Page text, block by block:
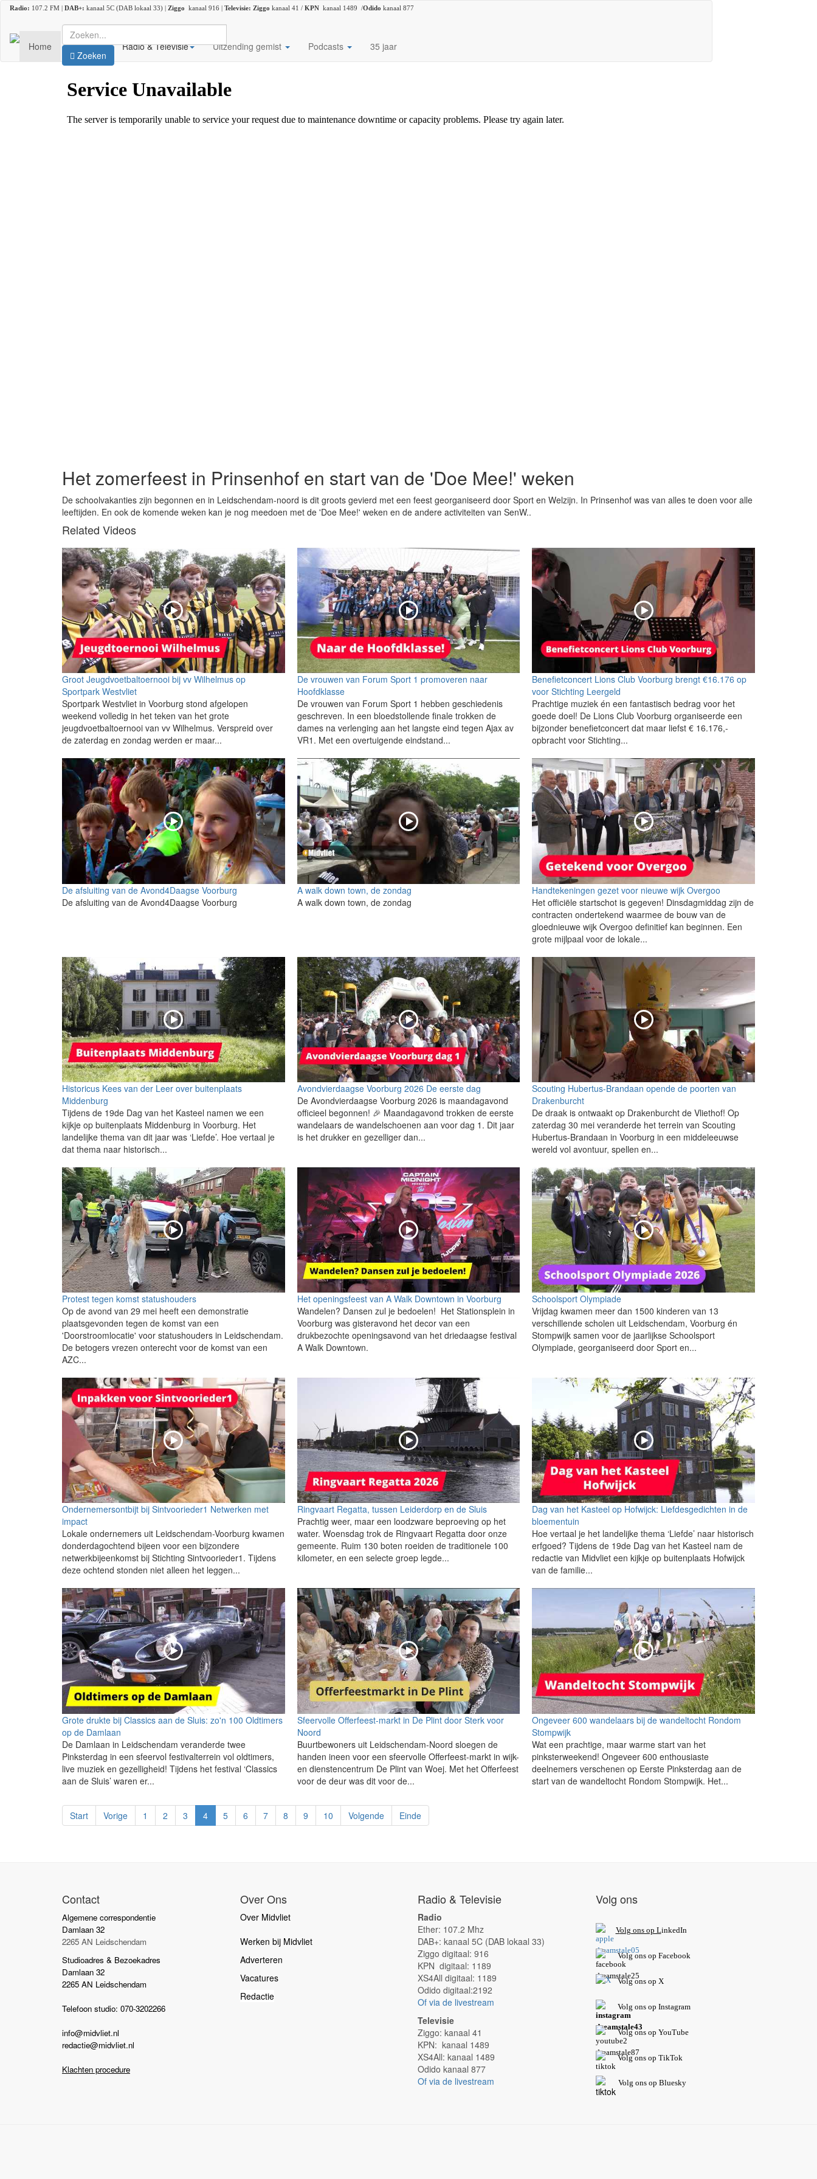
Radio: 107.2 FM | DAB+: kanaal 5C (DAB lokaal 33) | Ziggo kanaal 916 | Televisie: Ziggo kanaal 41 / KPN kanaal 1489 /Odido kanaal 877
Home Nieuws Radio & Televisie Uitzending gemist Podcasts 35 jaar
Zoeken
Het zomerfeest in Prinsenhof en start van de 'Doe Mee!' weken
De schoolvakanties zijn begonnen en in Leidschendam-noord is dit groots gevierd met een feest georganiseerd door Sport en Welzijn. In Prinsenhof was van alles te doen voor alle
leeftijden. En ook de komende weken kan je nog meedoen met de 'Doe Mee!' weken en de andere activiteiten van SenW..
Related Videos
Groot Jeugdvoetbaltoernooi bij vv Wilhelmus op
Sportpark Westvliet
Sportpark Westvliet in Voorburg stond afgelopen
weekend volledig in het teken van het grote
jeugdvoetbaltoernooi van vv Wilhelmus. Verspreid over
de zaterdag en zondag werden er maar...
De vrouwen van Forum Sport 1 promoveren naar
Hoofdklasse
De vrouwen van Forum Sport 1 hebben geschiedenis
geschreven. In een bloedstollende finale trokken de
dames na verlenging aan het langste eind tegen Ajax av
VR1. Met een overtuigende eindstand...
Benefietconcert Lions Club Voorburg brengt €16.176 op
voor Stichting Leergeld
Prachtige muziek én een fantastisch bedrag voor het
goede doel! De Lions Club Voorburg organiseerde een
bijzonder benefietconcert dat maar liefst € 16.176,-
opbracht voor Stichting...
De afsluiting van de Avond4Daagse Voorburg
De afsluiting van de Avond4Daagse Voorburg
A walk down town, de zondag
A walk down town, de zondag
Handtekeningen gezet voor nieuwe wijk Overgoo
Het officiële startschot is gegeven! Dinsdagmiddag zijn de
contracten ondertekend waarmee de bouw van de
gloednieuwe wijk Overgoo definitief kan beginnen. Een
grote mijlpaal voor de lokale...
Historicus Kees van der Leer over buitenplaats
Middenburg
Tijdens de 19de Dag van het Kasteel namen we een
kijkje op buitenplaats Middenburg in Voorburg. Het
landelijke thema van dit jaar was ‘Liefde’. Hoe vertaal je
dat thema naar historisch...
Avondvierdaagse Voorburg 2026 De eerste dag
De Avondvierdaagse Voorburg 2026 is maandagavond
officieel begonnen! 🎉 Maandagavond trokken de eerste
wandelaars de wandelschoenen aan voor dag 1. Dit jaar
is het drukker en gezelliger dan...
Scouting Hubertus-Brandaan opende de poorten van
Drakenburcht
De draak is ontwaakt op Drakenburcht de Vliethof! Op
zaterdag 30 mei veranderde het terrein van Scouting
Hubertus-Brandaan in Voorburg in een middeleeuwse
wereld vol avontuur, spellen en...
Protest tegen komst statushouders
Op de avond van 29 mei heeft een demonstratie
plaatsgevonden tegen de komst van een
'Doorstroomlocatie' voor statushouders in Leidschendam.
De betogers vrezen onterecht voor de komst van een
AZC...
Het openingsfeest van A Walk Downtown in Voorburg
Wandelen? Dansen zul je bedoelen! Het Stationsplein in
Voorburg was gisteravond het decor van een
drukbezochte openingsavond van het driedaagse festival
A Walk Downtown.
Schoolsport Olympiade
Vrijdag kwamen meer dan 1500 kinderen van 13
verschillende scholen uit Leidschendam, Voorburg én
Stompwijk samen voor de jaarlijkse Schoolsport
Olympiade, georganiseerd door Sport en...
Ondernemersontbijt bij Sintvoorieder1 Netwerken met
impact
Lokale ondernemers uit Leidschendam-Voorburg kwamen
donderdagochtend bijeen voor een bijzondere
netwerkbijeenkomst bij Stichting Sintvoorieder1. Tijdens
deze ochtend stonden niet alleen het leggen...
Ringvaart Regatta, tussen Leiderdorp en de Sluis
Prachtig weer, maar een loodzware beproeving op het
water. Woensdag trok de Ringvaart Regatta door onze
gemeente. Ruim 130 boten roeiden de traditionele 100
kilometer, en een selecte groep legde...
Dag van het Kasteel op Hofwijck: Liefdesgedichten in de
bloementuin
Hoe vertaal je het landelijke thema ‘Liefde’ naar historisch
erfgoed? Tijdens de 19de Dag van het Kasteel nam de
redactie van Midvliet een kijkje op buitenplaats Hofwijck
van de familie...
Grote drukte bij Classics aan de Sluis: zo'n 100 Oldtimers
op de Damlaan
De Damlaan in Leidschendam veranderde twee
Pinksterdag in een sfeervol festivalterrein vol oldtimers,
live muziek en gezelligheid! Tijdens het festival ‘Classics
aan de Sluis’ waren er...
Sfeervolle Offerfeest-markt in De Plint door Sterk voor
Noord
Buurtbewoners uit Leidschendam-Noord sloegen de
handen ineen voor een sfeervolle Offerfeest-markt in wijk-
en dienstencentrum De Plint van Woej. Met het Offerfeest
voor de deur was dit voor de...
Ongeveer 600 wandelaars bij de wandeltocht Rondom
Stompwijk
Wat een prachtige, maar warme start van het
pinksterweekend! Ongeveer 600 enthousiaste
deelnemers verschenen op Eerste Pinksterdag aan de
start van de wandeltocht Rondom Stompwijk. Het...
Start Vorige 1 2 3 4 5 6 7 8 9 10 Volgende Einde
Contact
Algemene correspondentie
Damlaan 32
2265 AN Leidschendam
Studioadres & Bezoekadres
Damlaan 32
2265 AN Leidschendam
Telefoon studio: 070-3202266
info@midvliet.nl
redactie@midvliet.nl
Klachten procedure
Over Ons
Over Midvliet
Werken bij Midvliet
Adverteren
Vacatures
Redactie
Radio & Televisie
Radio
Ether: 107.2 Mhz
DAB+: kanaal 5C (DAB lokaal 33)
Ziggo digitaal: 916
KPN digitaal: 1189
XS4All digitaal: 1189
Odido digitaal:2192
Of via de livestream
Televisie
Ziggo: kanaal 41
KPN: kanaal 1489
XS4All: kanaal 1489
Odido kanaal 877
Of via de livestream
Volg ons
Volg ons op LinkedIn
Volg ons op Facebook
Volg ons op X
Volg ons op Instagram
Volgons op YouTube
Volg ons op TikTok
Volg ons op Bluesky